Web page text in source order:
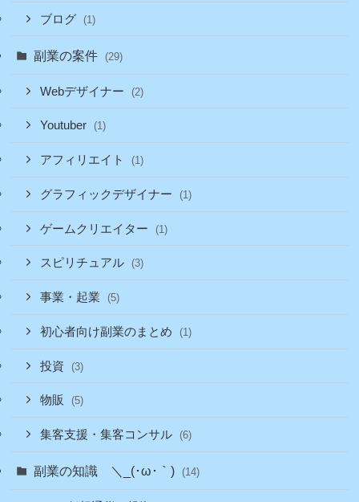
ブログ (1)
副業の案件 (29)
Webデザイナー (2)
Youtuber (1)
アフィリエイト (1)
グラフィックデザイナー (1)
ゲームクリエイター (1)
スピリチュアル (3)
事業・起業 (5)
初心者向け副業のまとめ (1)
投資 (3)
物販 (5)
集客支援・集客コンサル (6)
副業の知識 ＼_(･ω･｀) (14)